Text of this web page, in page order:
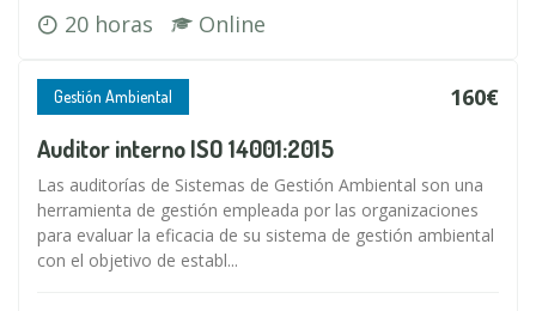
20 horas Online
Gestión Ambiental 160€
Auditor interno ISO 14001:2015
Las auditorías de Sistemas de Gestión Ambiental son una
herramienta de gestión empleada por las organizaciones
para evaluar la eficacia de su sistema de gestión ambiental
con el objetivo de establ...